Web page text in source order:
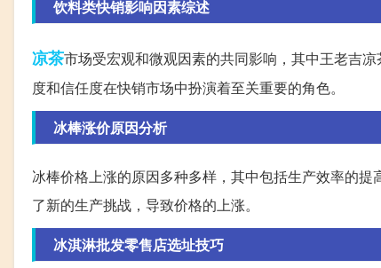
饮料类快销影响因素综述
凉茶市场受宏观和微观因素的共同影响，其中王老吉
度和信任度在快销市场中扮演着至关重要的角色。
冰棒涨价原因分析
冰棒价格上涨的原因多种多样，其中包括生产效率的
了新的生产挑战，导致价格的上涨。
冰淇淋批发零售店选址技巧